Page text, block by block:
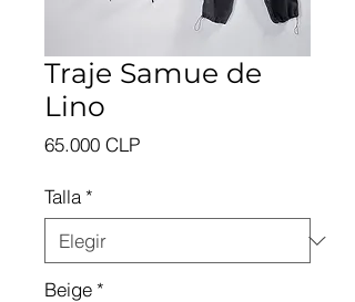
Traje Samue de
Lino
65.000 CLPPrecio
Talla *
Beige *